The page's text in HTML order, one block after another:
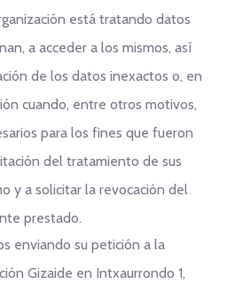
está tratando datos
a acceder a los mismos, así
de los datos inexactos o, en
cuando, entre otros motivos,
para los fines que fueron
del tratamiento de sus
y a solicitar la revocación del
prestado.
enviando su petición a la
Gizaide en Intxaurrondo 1,